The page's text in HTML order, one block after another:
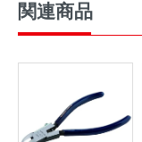
関連商品